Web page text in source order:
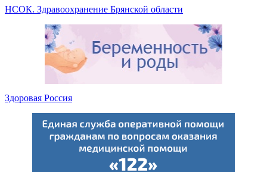
НСОК. Здравоохранение Брянской области
Здоровая Россия